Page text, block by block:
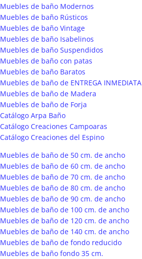
Muebles de baño Modernos
Muebles de baño Rústicos
Muebles de baño Vintage
Muebles de baño Isabelinos
Muebles de baño Suspendidos
Muebles de baño con patas
Muebles de baño Baratos
Muebles de baño de ENTREGA INMEDIATA
Muebles de baño de Madera
Muebles de baño de Forja
Catálogo Arpa Baño
Catálogo Creaciones Campoaras
Catálogo Creaciones del Espino
Muebles de baño de 50 cm. de ancho
Muebles de baño de 60 cm. de ancho
Muebles de baño de 70 cm. de ancho
Muebles de baño de 80 cm. de ancho
Muebles de baño de 90 cm. de ancho
Muebles de baño de 100 cm. de ancho
Muebles de baño de 120 cm. de ancho
Muebles de baño de 140 cm. de ancho
Muebles de baño de fondo reducido
Muebles de baño fondo 35 cm.